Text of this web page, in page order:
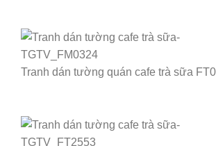
Tranh dán tường quán cafe trà sữa